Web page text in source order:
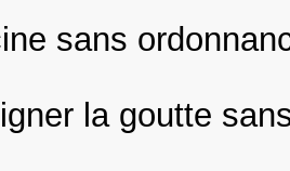
sans
la goutte